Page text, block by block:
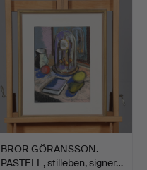
BROR GÖRANSSON.
PASTELL, stilleben, signer…